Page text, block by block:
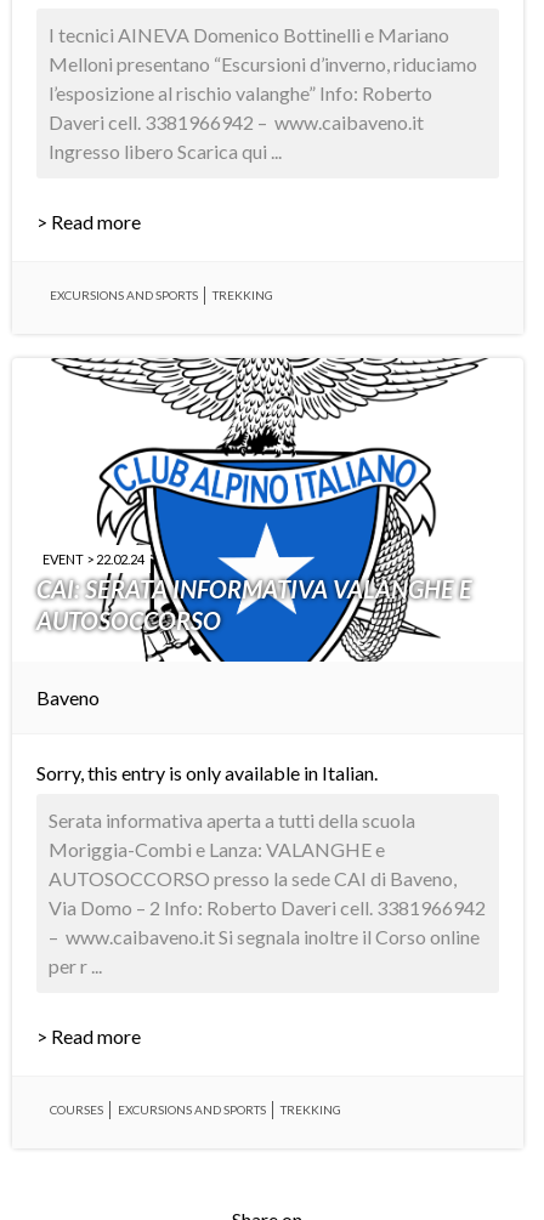
I tecnici AINEVA Domenico Bottinelli e Mariano
Melloni presentano “Escursioni d’inverno, riduciamo
l’esposizione al rischio valanghe” Info: Roberto
Daveri cell. 3381966942 – www.caibaveno.it
Ingresso libero Scarica qui ...
> Read more
EXCURSIONS AND SPORTS TREKKING
EVENT > 22.02.24
CAI: SERATA INFORMATIVA VALANGHE E
AUTOSOCCORSO
Baveno
Sorry, this entry is only available in Italian.
Serata informativa aperta a tutti della scuola
Moriggia-Combi e Lanza: VALANGHE e
AUTOSOCCORSO presso la sede CAI di Baveno,
Via Domo – 2 Info: Roberto Daveri cell. 3381966942
– www.caibaveno.it Si segnala inoltre il Corso online
per r ...
> Read more
COURSES EXCURSIONS AND SPORTS TREKKING